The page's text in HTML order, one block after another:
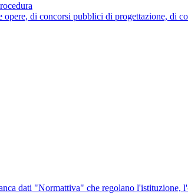
di concorsi pubblici di progettazione, di
dati "Normattiva" che regolano l'istituzione,